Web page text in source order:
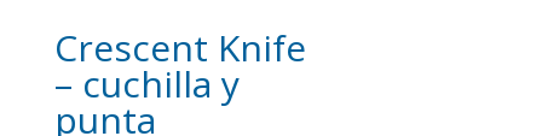
Crescent Knife
– cuchilla y
punta